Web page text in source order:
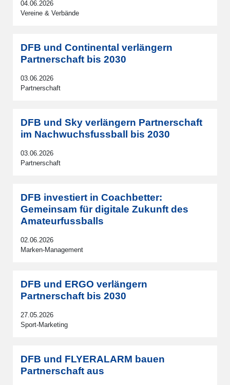
04.06.2026
Vereine & Verbände
DFB und Continental verlängern
Partnerschaft bis 2030
03.06.2026
Partnerschaft
DFB und Sky verlängern Partnerschaft
im Nachwuchsfussball bis 2030
03.06.2026
Partnerschaft
DFB investiert in Coachbetter:
Gemeinsam für digitale Zukunft des
Amateurfussballs
02.06.2026
Marken-Management
DFB und ERGO verlängern
Partnerschaft bis 2030
27.05.2026
Sport-Marketing
DFB und FLYERALARM bauen
Partnerschaft aus